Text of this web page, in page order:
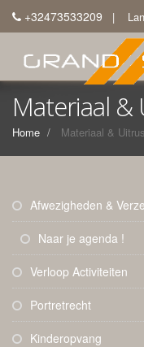
+32473533209 |
Materiaal &
Home Materiaal &
Afwezigheden &
Naar je agenda !
Verloop Activiteiten
Portretrecht
Kinderopvang